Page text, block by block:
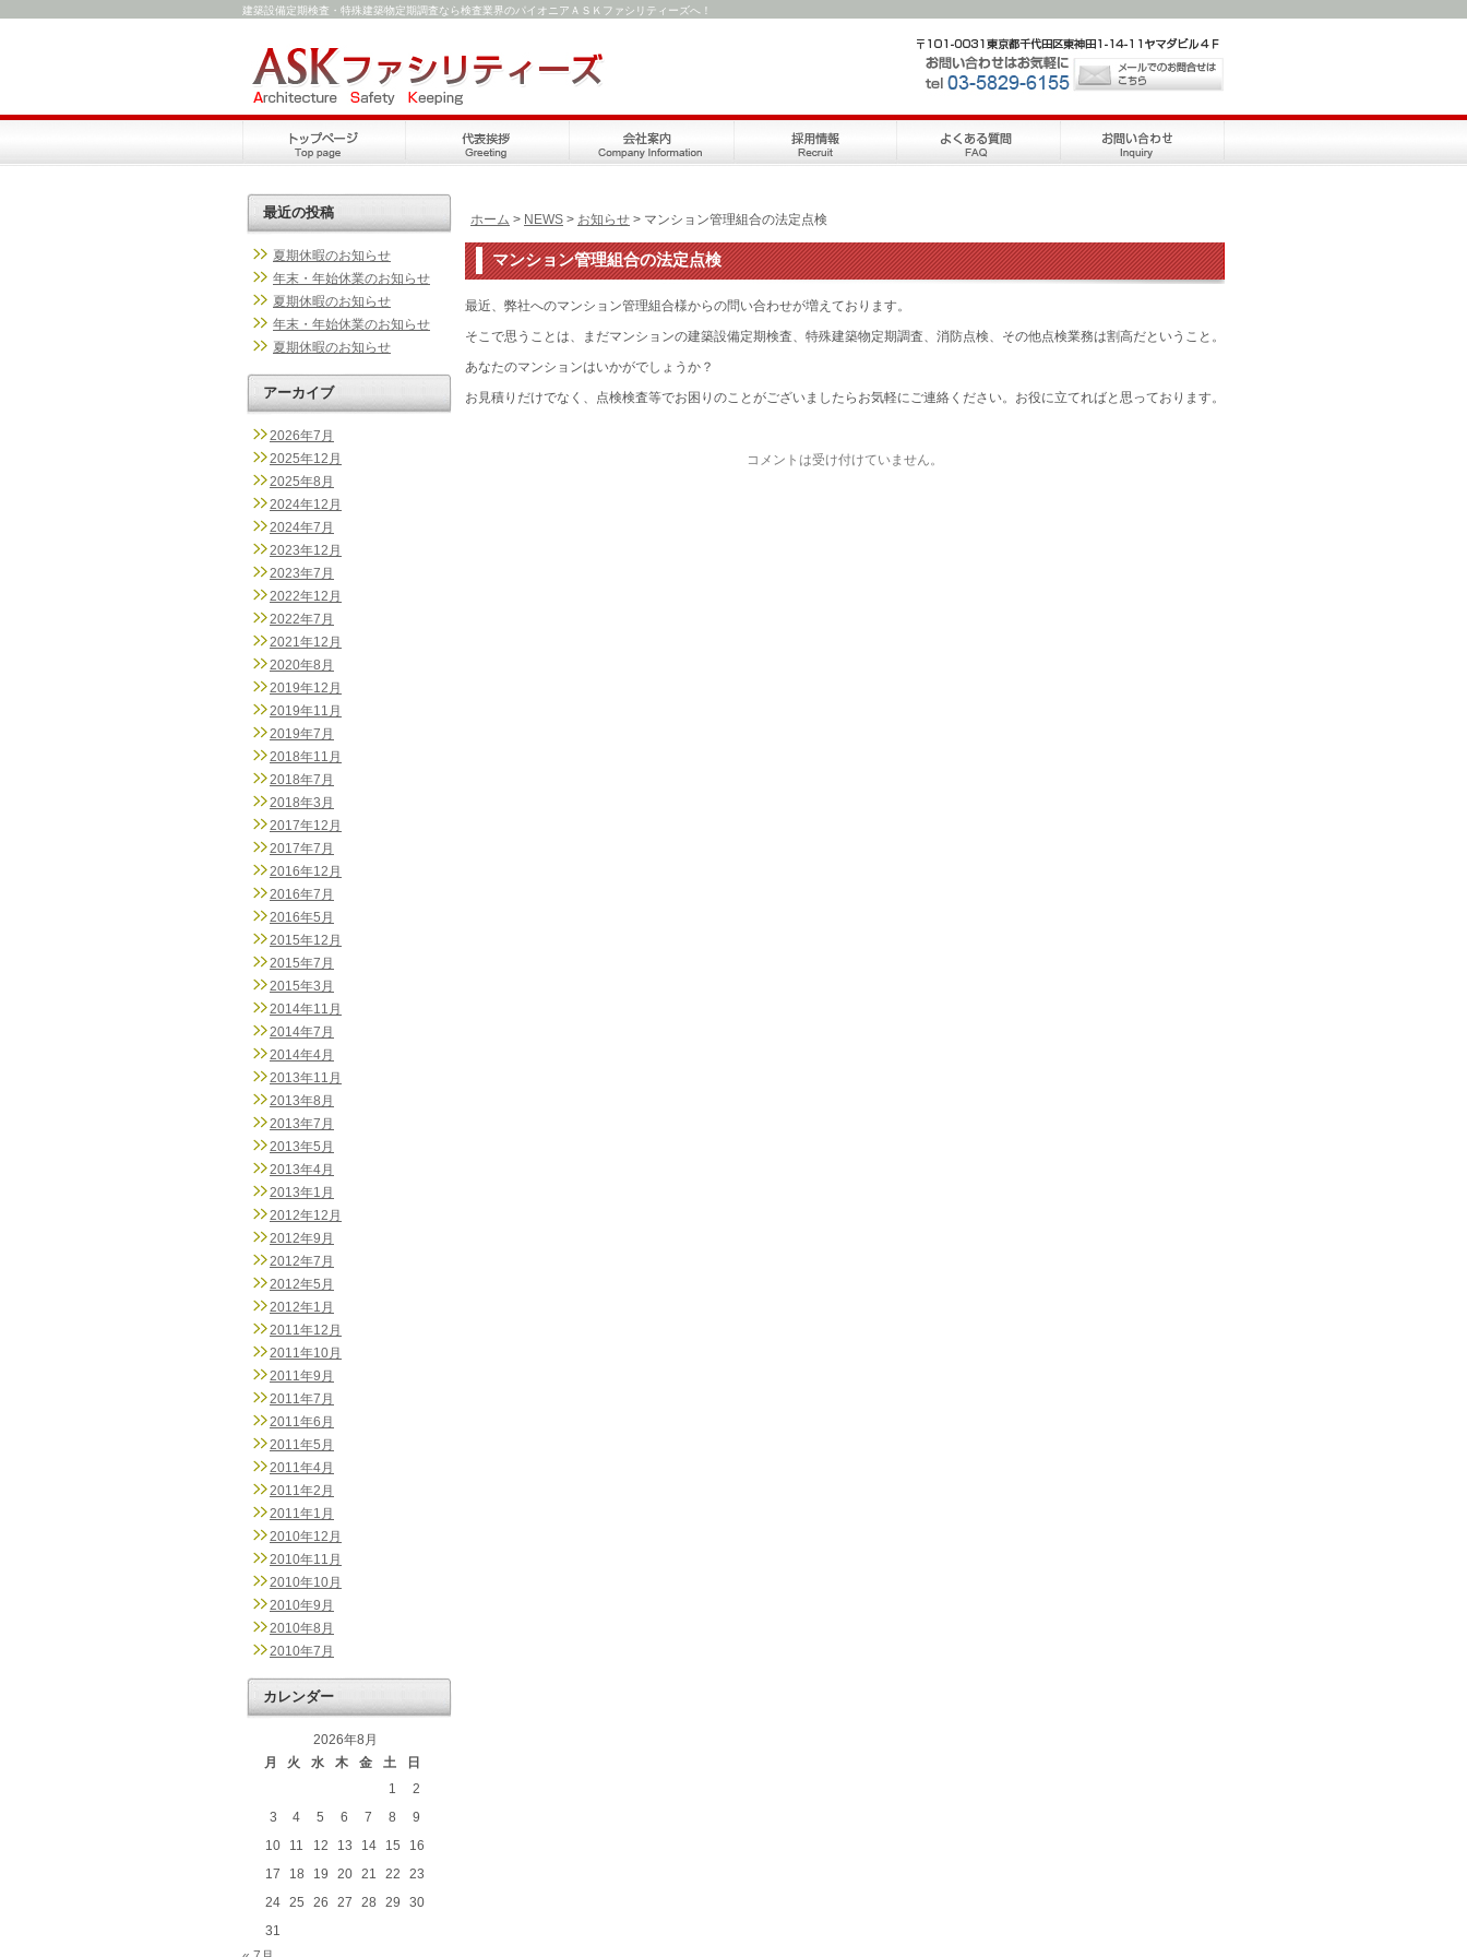
建築設備定期検査・特殊建築物定期調査なら検査業界のパイオニアＡＳＫファシリティーズへ！
ホーム > NEWS > お知らせ > マンション管理組合の法定点検
マンション管理組合の法定点検
最近、弊社へのマンション管理組合様からの問い合わせが増えております。
そこで思うことは、まだマンションの建築設備定期検査、特殊建築物定期調査、消防点検、その他点検業務は割高だということ。
あなたのマンションはいかがでしょうか？
お見積りだけでなく、点検検査等でお困りのことがございましたらお気軽にご連絡ください。お役に立てればと思っております。
コメントは受け付けていません。
最近の投稿
夏期休暇のお知らせ
年末・年始休業のお知らせ
夏期休暇のお知らせ
年末・年始休業のお知らせ
夏期休暇のお知らせ
アーカイブ
2026年7月
2025年12月
2025年8月
2024年12月
2024年7月
2023年12月
2023年7月
2022年12月
2022年7月
2021年12月
2020年8月
2019年12月
2019年11月
2019年7月
2018年11月
2018年7月
2018年3月
2017年12月
2017年7月
2016年12月
2016年7月
2016年5月
2015年12月
2015年7月
2015年3月
2014年11月
2014年7月
2014年4月
2013年11月
2013年8月
2013年7月
2013年5月
2013年4月
2013年1月
2012年12月
2012年9月
2012年7月
2012年5月
2012年1月
2011年12月
2011年10月
2011年9月
2011年7月
2011年6月
2011年5月
2011年4月
2011年2月
2011年1月
2010年12月
2010年11月
2010年10月
2010年9月
2010年8月
2010年7月
カレンダー
2026年8月
月
火 水 木 金 土
日
1
2
3
4 5 6 7 8
9
10
11 12 13 14 15
16
17
18 19 20 21 22
23
24 25 26 27 28 29
30
31